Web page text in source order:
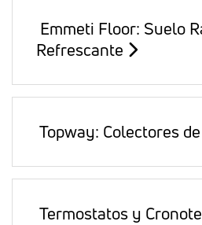
Emmeti Floor: Suelo
Refrescante
Topway: Colectores
Termostatos y